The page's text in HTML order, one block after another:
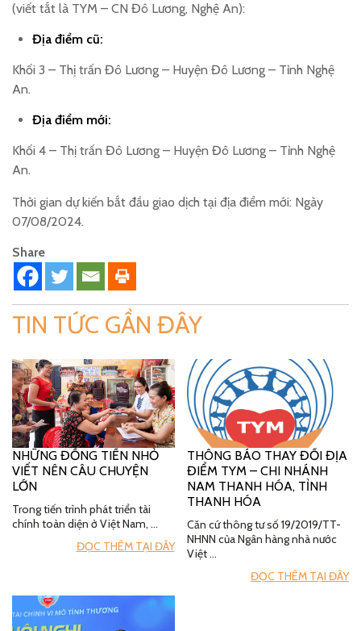
(viết tắt là TYM – CN Đô Lương, Nghệ An):
Địa điểm cũ:
Khối 3 – Thị trấn Đô Lương – Huyện Đô Lương – Tỉnh Nghệ
An.
Địa điểm mới:
Khối 4 – Thị trấn Đô Lương – Huyện Đô Lương – Tỉnh Nghệ
An.
Thời gian dự kiến bắt đầu giao dịch tại địa điểm mới: Ngày
07/08/2024.
Share
TIN TỨC GẦN ĐÂY
NHỮNG ĐỒNG TIỀN NHỎ
VIẾT NÊN CÂU CHUYỆN
LỚN
Trong tiến trình phát triển tài
chính toàn diện ở Việt Nam, …
ĐỌC THÊM TẠI ĐÂY
THÔNG BÁO THAY ĐỔI ĐỊA
ĐIỂM TYM – CHI NHÁNH
NAM THANH HÓA, TỈNH
THANH HÓA
Căn cứ thông tư số 19/2019/TT-
NHNN của Ngân hàng nhà nước
Việt …
ĐỌC THÊM TẠI ĐÂY